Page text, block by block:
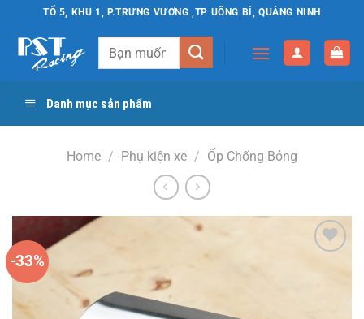
TỔ 5, KHU 1, P.TRƯNG VƯƠNG ,TP UÔNG BÍ, QUẢNG NINH
Search
Danh mục sản phẩm
Home / Phụ kiện xe / Ốp Chống Bỏng
-33%